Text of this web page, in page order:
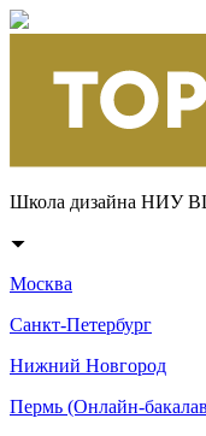
Школа дизайна НИУ
Москва
Санкт-Петербург
Нижний Новгород
Пермь (Онлайн-